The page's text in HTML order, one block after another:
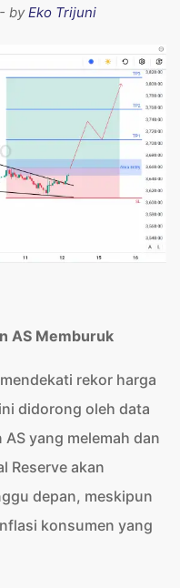
byEko Trijuni
AS Memburuk
rekor harga
didorong oleh data
yang melemah dan
Reserve akan
depan, meskipun
konsumen yang